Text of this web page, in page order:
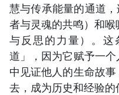
慧与传承能量的通道
者与灵魂的共鸣）和
与反思的力量）。这
道」，因为它赋予一
中见证他人的生命故
去，成为历史和经验的